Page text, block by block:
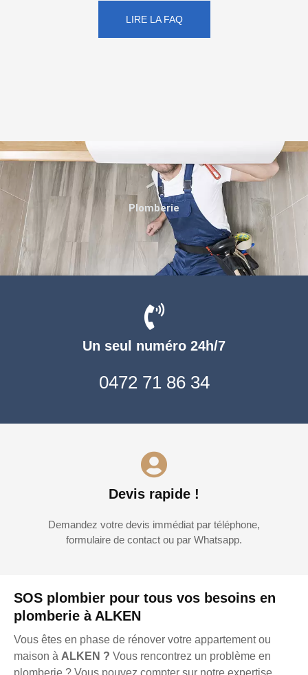
LIRE LA FAQ
SOS plombier pour tous vos besoins en
plomberie à ALKEN
Vous êtes en phase de rénover votre appartement ou
maison à ALKEN ? Vous rencontrez un problème en
Un seul numéro 24h/7
0472 71 86 34
Devis rapide !
Demandez votre devis immédiat par téléphone,
formulaire de contact ou par Whatsapp.
Plomberie